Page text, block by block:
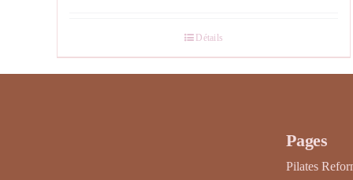
Détails
Pages
Pilates